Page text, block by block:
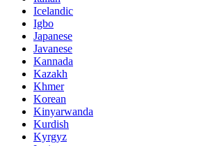
Icelandic
Igbo
Japanese
Javanese
Kannada
Kazakh
Khmer
Korean
Kinyarwanda
Kurdish
Kyrgyz